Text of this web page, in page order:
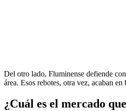
Del otro lado, Fluminense defiende
área. Esos rebotes, otra vez, acaban en
¿Cuál es el mercado